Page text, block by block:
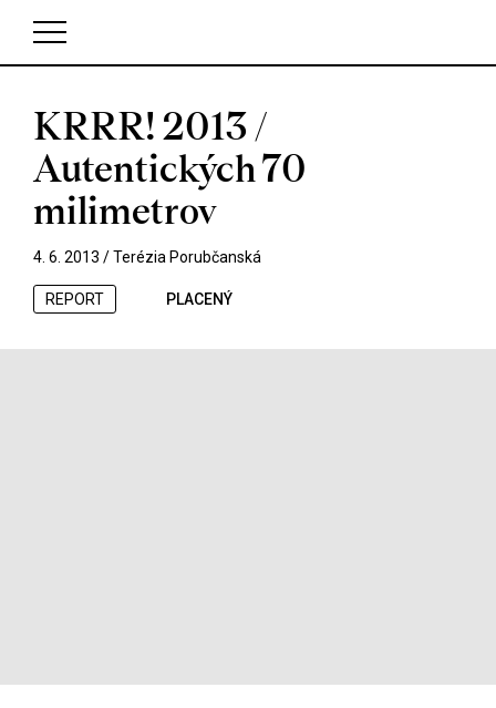
V košíku zatím nemáte žádné položky.
KRRR! 2013 /
Autentických 70
milimetrov
4. 6. 2013 /Terézia Porubčanská
REPORT PLACENÝ